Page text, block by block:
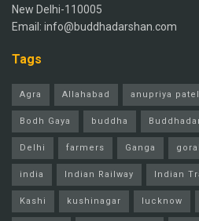
New Delhi-110005
Email: info@buddhadarshan.com
Tags
Agra Allahabad anupriya patel
Bodh Gaya buddha
Delhi farmers Ganga
india Indian Railway Indian
Kashi kushinagar lucknow